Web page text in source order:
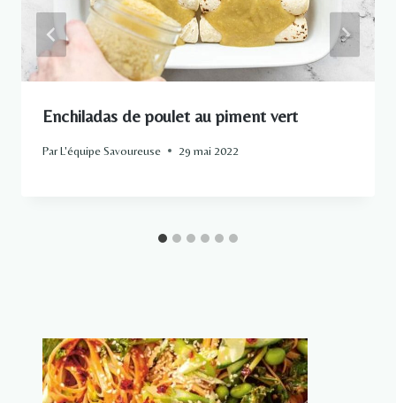
Enchiladas de poulet au piment vert
ParL'équipe Savoureuse 29 mai 2022